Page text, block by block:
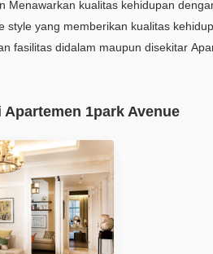
Menawarkan kualitas kehidupan
memberikan kualitas kehidupan yang nyaman di
memberikan kesejukan dan
70% unit sewa sisanya 30% dihuni
1park Avenue